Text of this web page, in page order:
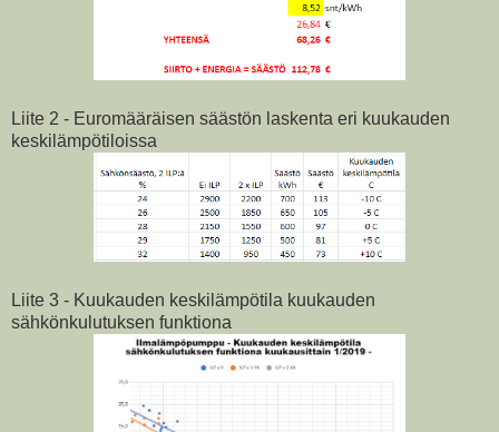
Liite 2 - Euromääräisen säästön laskenta eri kuukauden
keskilämpötiloissa
Liite 3 - Kuukauden keskilämpötila kuukauden
sähkönkulutuksen funktiona